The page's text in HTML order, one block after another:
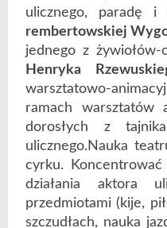
ulicznego, paradę i
rembertowskiej
jednego z
Henryka
warsztatowo-
ramach warsztatów
dorosłych z
ulicznego.Nauka
cyrku.
działania aktora
przedmiotami (kije,
szczudłach, nauka